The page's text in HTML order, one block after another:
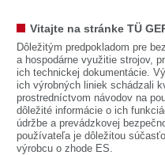
Vitajte na stránke TÜ
Dôležitým predpokladom pre
a hospodárne využitie strojov,
ich technickej dokumentácie.
ich výrobných liniek schádzali
prostredníctvom návodov na
dôležité informácie o ich
údržbe a prevádzkovej
používateľa je dôležitou
výrobcu o zhode ES.